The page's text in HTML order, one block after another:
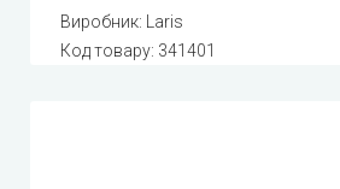
Виробник:
Laris
Код товару: 341401